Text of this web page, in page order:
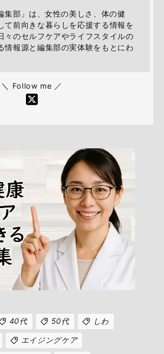
集部」は、女性の美しさ、体の健
て前向きな暮らしを応援する情報を
々のセルフケアやライフスタイルの
情報源と編集部の実体験をもとにわ
＼ Follow me ／
40代 50代 しわ
エイジングケア